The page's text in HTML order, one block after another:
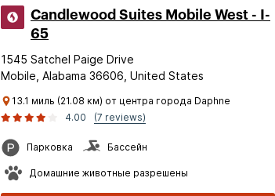
Candlewood Suites Mobile West - I-
65
1545 Satchel Paige Drive
Mobile, Alabama 36606, United States
13.1 миль (21.08 км) от центра города Daphne
4.00
(7 reviews)
Парковка Бассейн
Домашние животные разрешены